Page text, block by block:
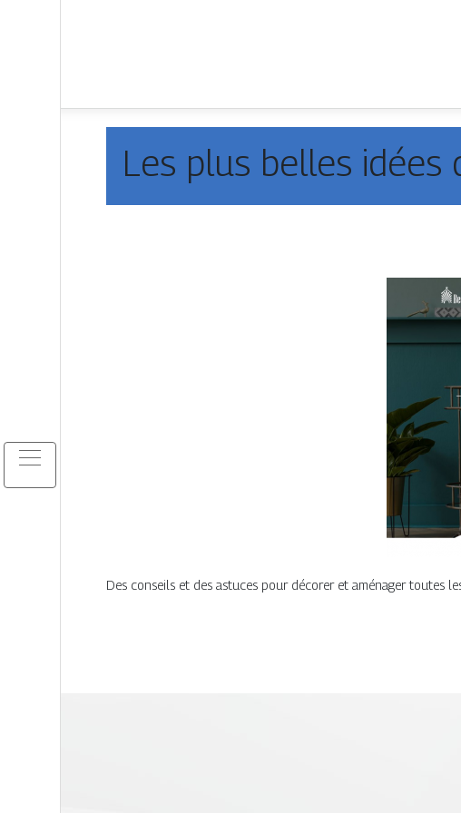
Les plus belles
Des conseils et des astuces pour décorer et aménager toutes